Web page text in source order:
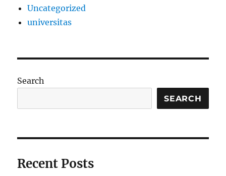
Uncategorized
universitas
Search
SEARCH
Recent Posts